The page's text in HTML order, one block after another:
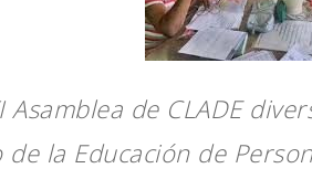
Asamblea de CLADE
la Educación de